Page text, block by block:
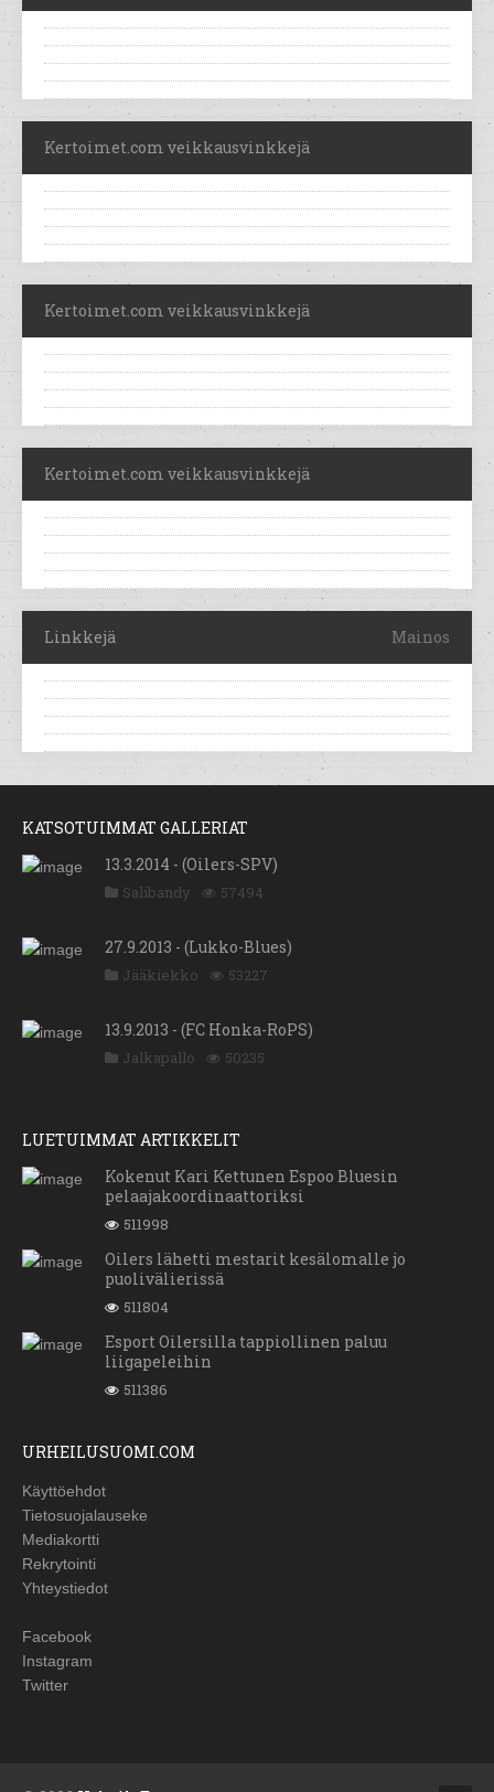
Kertoimet.com veikkausvinkkejä
Kertoimet.com veikkausvinkkejä
Kertoimet.com veikkausvinkkejä
Linkkejä Mainos
KATSOTUIMMAT GALLERIAT
13.3.2014 - (Oilers-SPV)
Salibandy 57494
27.9.2013 - (Lukko-Blues)
Jääkiekko 53227
13.9.2013 - (FC Honka-RoPS)
Jalkapallo 50235
LUETUIMMAT ARTIKKELIT
Kokenut Kari Kettunen Espoo Bluesin
pelaajakoordinaattoriksi
511998
Oilers lähetti mestarit kesälomalle jo
puolivälierissä
511804
Esport Oilersilla tappiollinen paluu
liigapeleihin
511386
URHEILUSUOMI.COM
Käyttöehdot
Tietosuojalauseke
Mediakortti
Rekrytointi
Yhteystiedot
Facebook
Instagram
Twitter